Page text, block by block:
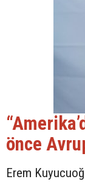
önce
Erem